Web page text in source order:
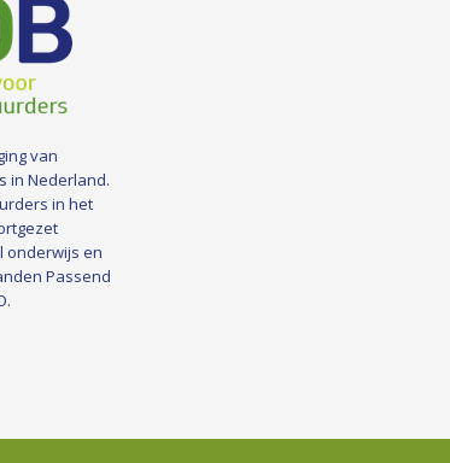
van
in Nederland.
in het
onderwijs en
Passend